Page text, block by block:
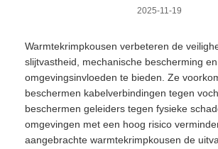
2025-11-19
Warmtekrimpkousen verbeteren de
slijtvastheid, mechanische bescherming
omgevingsinvloeden te bieden. Ze
beschermen kabelverbindingen tegen
beschermen geleiders tegen fysieke
omgevingen met een hoog risico
aangebrachte warmtekrimpkousen de